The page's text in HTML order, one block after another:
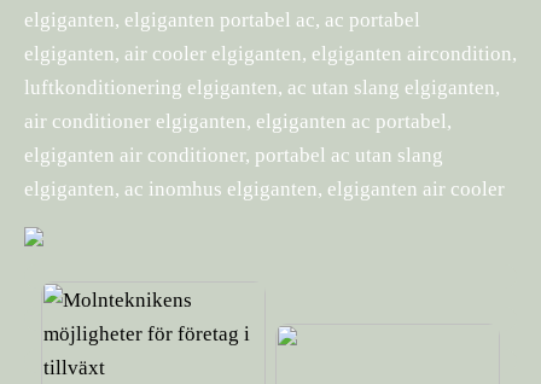
elgiganten, elgiganten portabel ac, ac portabel
elgiganten, air cooler elgiganten, elgiganten aircondition,
luftkonditionering elgiganten, ac utan slang elgiganten,
air conditioner elgiganten, elgiganten ac portabel,
elgiganten air conditioner, portabel ac utan slang
elgiganten, ac inomhus elgiganten, elgiganten air cooler